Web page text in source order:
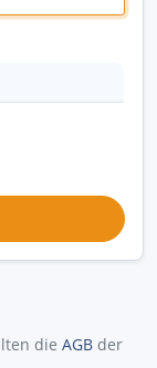
die AGB der